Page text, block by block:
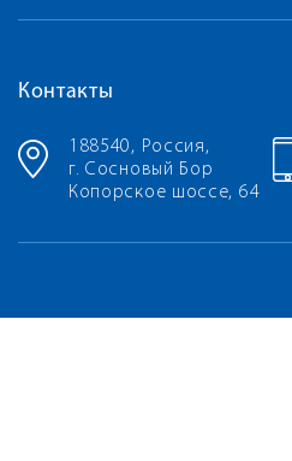
Контакты
188540, Россия,
г. Сосновый Бор
Копорское шоссе, 64